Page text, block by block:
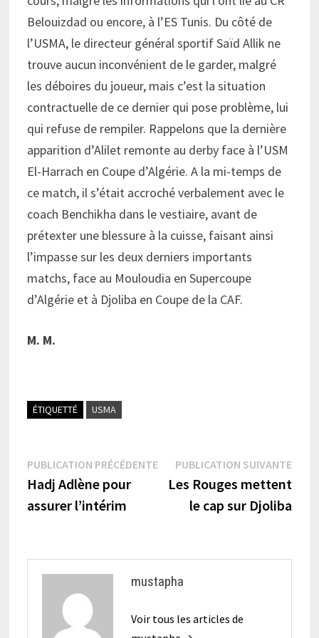
Belouizdad ou encore, à l’ES Tunis. Du côté de
l’USMA, le directeur général sportif Saïd Allik ne
trouve aucun inconvénient de le garder, malgré
les déboires du joueur, mais c’est la situation
contractuelle de ce dernier qui pose problème, lui
qui refuse de rempiler. Rappelons que la dernière
apparition d’Alilet remonte au derby face à l’USM
El-Harrach en Coupe d’Algérie. A la mi-temps de
ce match, il s’était accroché verbalement avec le
coach Benchikha dans le vestiaire, avant de
prétexter une blessure à la cuisse, faisant ainsi
l’impasse sur les deux derniers importants
matchs, face au Mouloudia en Supercoupe
d’Algérie et à Djoliba en Coupe de la CAF.
M. M.
ÉTIQUETTÉ USMA
Navigation
de
PUBLICATION PRÉCÉDENTEPublication
précédente :
Hadj Adlène pour
assurer l’intérim
PUBLICATION SUIVANTE
Les Rouges mettent
le cap sur Djoliba
mustapha
Voir tous les articles de